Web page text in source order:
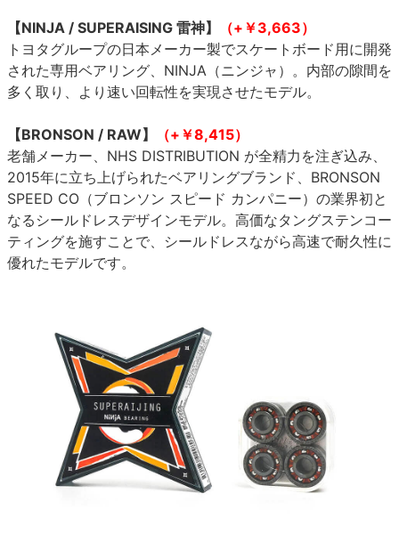
【NINJA / SUPERAISING 雷神】
（+￥3,663）
トヨタグループの日本メーカー製でスケートボード用に開発
された専用ベアリング、NINJA（ニンジャ）。内部の隙間を
多く取り、より速い回転性を実現させたモデル。
【BRONSON / RAW】
（+￥8,415）
老舗メーカー、NHS DISTRIBUTION が全精力を注ぎ込み、
2015年に立ち上げられたベアリングブランド、BRONSON
SPEED CO（ブロンソン スピード カンパニー）の業界初と
なるシールドレスデザインモデル。高価なタングステンコー
ティングを施すことで、シールドレスながら高速で耐久性に
優れたモデルです。